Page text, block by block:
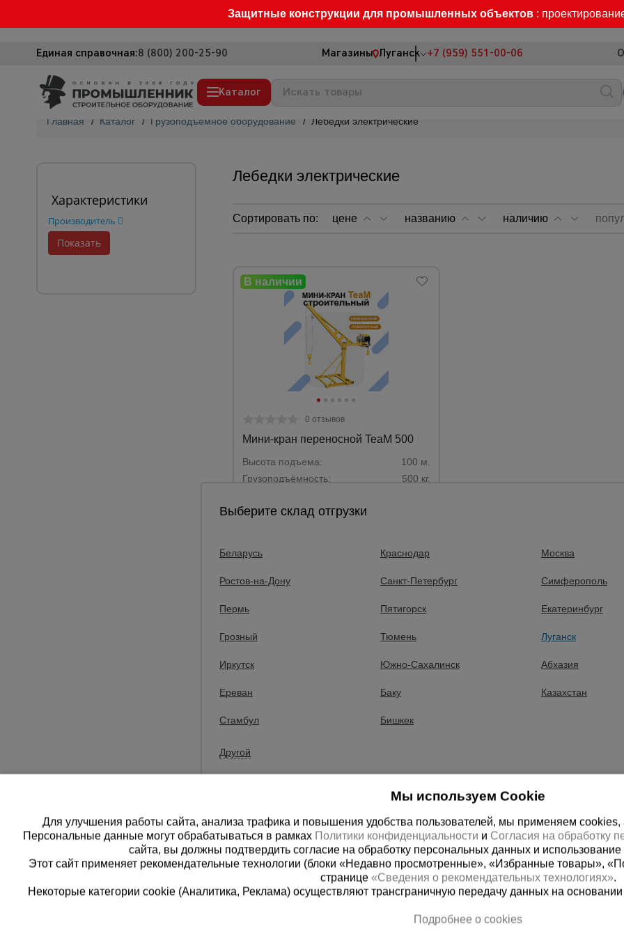
Защитные конструкции для промышленных объектов :
Единая справочная:8 (800) 200-25-90 Магазины Луганск +7 (959) 551-00-06
Каталог
Сетка, тенты, брезенты
Мусоропровод строительный
Вибротехника для строительства
Оборудование для работы с арматурой
Тачки строительные и садовые
Лестницы и стремянки
Штукатурные комплекты
Металл и металлообработка
Главная / Каталог / Грузоподъемное оборудование / Лебедки электрические
Характеристики
Производитель
Лебедки электрические
Сортировать по: цене названию наличию
0 отзывов
Мини-кран переносной TeaM 500
Высота подъема:
100 м.
Грузоподъёмность:
500 кг.
Большой ассортимент продукции в разделе лебедки электрические: 1
отзывы, документация.
Доставка товаров раздела лебедки электрические осуществляется со
доставка в следующие города: Алчевск, Северодонецк, Лисичанск,
Стаханов (Кадиевка), Свердловск (Должанск), Рубежное, Антрацит,
Перевальск, Молодогвардейск
Выберите склад отгрузки
Беларусь Краснодар Москва
Ростов-на-Дону Санкт-Петербург Симферополь
Пермь Пятигорск Екатеринбург
Грозный Тюмень Луганск
Иркутск Южно-Сахалинск Абхазия
Ереван Баку Казахстан
Стамбул Бишкек
Другой
Мы используем Cookie
Для улучшения работы сайта, анализа трафика и повышения удобства пользователей, мы применяем cookies,
Персональные данные могут обрабатываться в рамках Политики конфиденциальности и Согласия на обработку
сайта, вы должны подтвердить согласие на обработку персональных данных и
Этот сайт применяет рекомендательные технологии (блоки «Недавно просмотренные», «Избранные товары»,
странице «Сведения о рекомендательных технологиях».
Некоторые категории cookie (Аналитика, Реклама) осуществляют трансграничную передачу данных на
Подробнее о cookies